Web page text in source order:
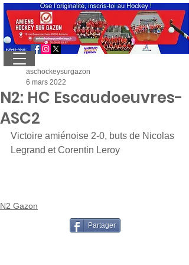
N2: HC Escaudoeuvres-
ASC2
aschockeysurgazon
6 mars 2022
Victoire amiénoise 2-0, buts de Nicolas
Legrand et Corentin Leroy
N2 Gazon
Partager